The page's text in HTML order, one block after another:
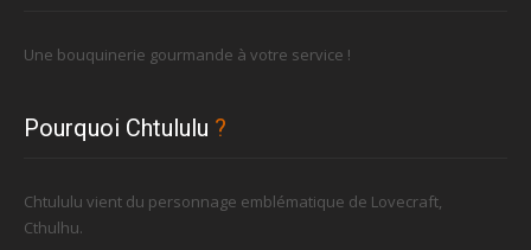
Une bouquinerie gourmande à votre service !
Pourquoi Chtululu ?
Chtululu vient du personnage emblématique de Lovecraft,
Cthulhu.